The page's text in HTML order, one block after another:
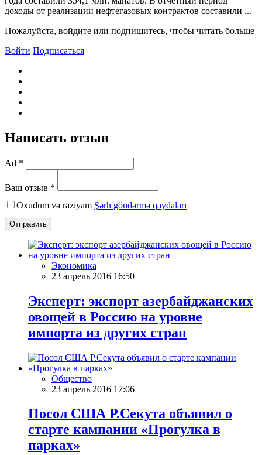
доходы от реализации нефтегазовых контрактов составили ...
Пожалуйста, войдите или подпишитесь, чтобы читать больше
Войти Подписаться
Написать отзыв
Ad *
Ваш отзыв *
Oxudum və razıyam Şərh göndərmə qaydaları
Отправить
Экономика
23 апрель 2016 16:50
Эксперт: экспорт азербайджанских
овощей в Россию на уровне
импорта из других стран
Общество
23 апрель 2016 17:06
Посол США Р.Секута объявил о
старте кампании «Прогулка в
парках»